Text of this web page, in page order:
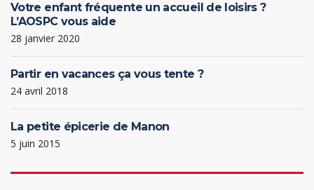
Votre enfant fréquente un accueil de loisirs ?
L’AOSPC vous aide
28 janvier 2020
Partir en vacances ça vous tente ?
24 avril 2018
La petite épicerie de Manon
5 juin 2015